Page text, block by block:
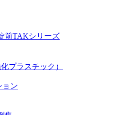
前TAKシリーズ
プラスチック）
ョン